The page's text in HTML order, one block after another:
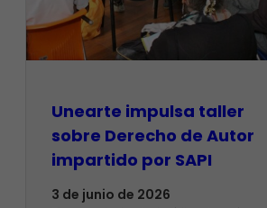
Unearte impulsa taller
sobre Derecho de Autor
impartido por SAPI
3 de junio de 2026